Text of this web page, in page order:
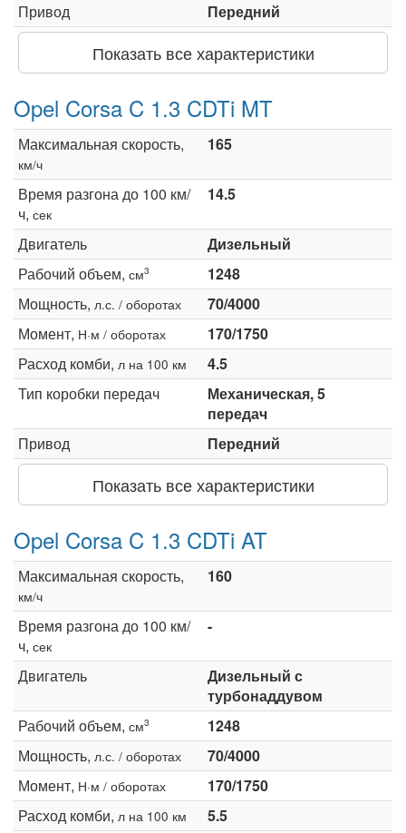
Привод Передний
Показать все характеристики
Opel Corsa C 1.3 CDTi MT
Максимальная скорость,
км/ч
165
Время разгона до 100 км/
ч, сек
14.5
Двигатель
Дизельный
Рабочий объем, см3
1248
Мощность, л.с. / оборотах
70/4000
Момент, Н·м / оборотах
170/1750
Расход комби, л на 100 км
4.5
Тип коробки передач
Механическая, 5
передач
Привод
Передний
Показать все характеристики
Opel Corsa C 1.3 CDTi AT
Максимальная скорость,
км/ч
160
Время разгона до 100 км/
ч, сек
-
Двигатель
Дизельный с
турбонаддувом
Рабочий объем, см3
1248
Мощность, л.с. / оборотах
70/4000
Момент, Н·м / оборотах
170/1750
Расход комби, л на 100 км
5.5